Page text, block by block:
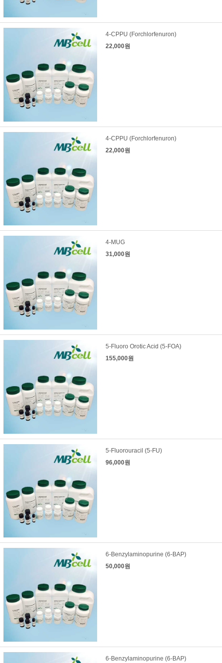
4-CPPU (Forchlorfenuron)
22,000원
4-CPPU (Forchlorfenuron)
22,000원
4-MUG
31,000원
5-Fluoro Orotic Acid (5-FOA)
155,000원
5-Fluorouracil (5-FU)
96,000원
6-Benzylaminopurine (6-BAP)
50,000원
6-Benzylaminopurine (6-BAP)